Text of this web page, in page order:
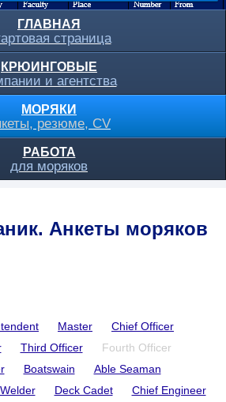
ГЛАВНАЯ
страница
КРЮИНГОВЫЕ
и агентства
МОРЯКИ
резюме, CV
РАБОТА
для моряков
Анкеты моряков
Master
Chief Officer
Third Officer
Fourth Officer
Boatswain
Able Seaman
Welder Deck Cadet
Chief Engineer